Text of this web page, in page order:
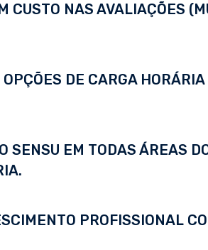
CUSTO NAS AVALIAÇÕES
DE CARGA
EM TODAS ÁREAS
PROFISSIONAL